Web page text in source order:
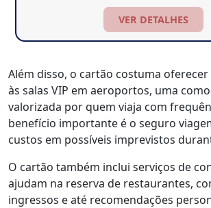
VER DETALHES
Além disso, o cartão costuma
às salas VIP em aeroportos, uma
valorizada por quem viaja com
benefício importante é o seguro
custos em possíveis imprevistos
O cartão também inclui serviços de
ajudam na reserva de restaurantes,
ingressos e até recomendações